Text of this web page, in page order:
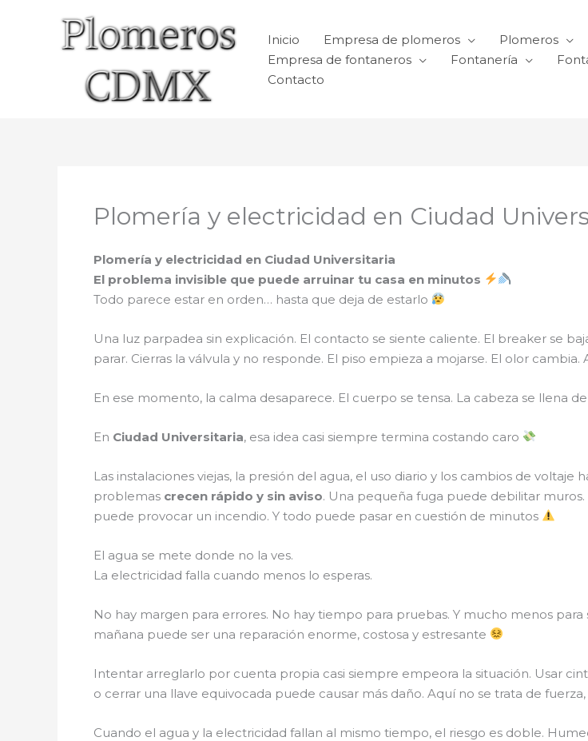
Inicio Empresa de plomeros Plomeros
Empresa de fontaneros
Fontanería
Contacto
Plomería y electricidad en Ciudad
Plomería y electricidad en Ciudad Universitaria
El problema invisible que puede arruinar tu casa en minutos
Todo parece estar en orden… hasta que deja de estarlo
Una luz parpadea sin explicación. El contacto se siente caliente. El breaker se
parar. Cierras la válvula y no responde. El piso empieza a mojarse. El olor cambia.
En ese momento, la calma desaparece. El cuerpo se tensa. La cabeza se llena
En Ciudad Universitaria, esa idea casi siempre termina costando caro
Las instalaciones viejas, la presión del agua, el uso diario y los cambios de voltaje
problemas crecen rápido y sin aviso. Una pequeña fuga puede debilitar
puede provocar un incendio. Y todo puede pasar en cuestión de minutos
El agua se mete donde no la ves.
La electricidad falla cuando menos lo esperas.
No hay margen para errores. No hay tiempo para pruebas. Y mucho menos
mañana puede ser una reparación enorme, costosa y estresante
Intentar arreglarlo por cuenta propia casi siempre empeora la situación. Usar
o cerrar una llave equivocada puede causar más daño. Aquí no se trata de
Cuando el agua y la electricidad fallan al mismo tiempo, el riesgo es doble.